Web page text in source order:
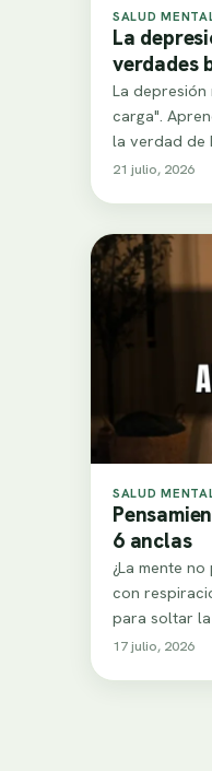
SALUD
La
verdades
La depresión
carga".
la verdad de
21 julio, 2026
SALUD
6 anclas
¿La mente
con
para soltar
17 julio, 2026